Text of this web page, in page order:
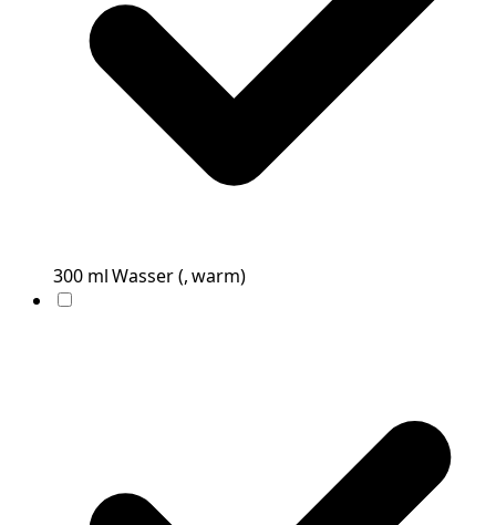
300 mlWasser(, warm)